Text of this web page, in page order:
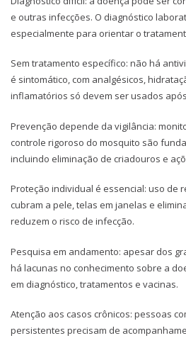
e outras infecções. O diagnóstico
especialmente para orientar o
Sem tratamento específico: não há
é sintomático, com analgésicos,
inflamatórios só devem ser usados
Prevenção depende da vigilância:
controle rigoroso do mosquito são
incluindo eliminação de criadouros e
Proteção individual é essencial: uso de
cubram a pele, telas em janelas e
reduzem o risco de infecção.
Pesquisa em andamento: apesar dos
há lacunas no conhecimento sobre a
em diagnóstico, tratamentos e vacinas.
Atenção aos casos crônicos: pessoas
persistentes precisam de